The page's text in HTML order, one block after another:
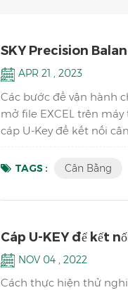
SKY Precision
APR 21 , 2023
Các bước để vận hành
mở file EXCEL trên
cáp U-Key để kết nối
Bước 5: Thay quả cân
TAGS : Cân Bằng
Cáp U-KEY để kết
NOV 04 , 2022
Cách thực hiện thử